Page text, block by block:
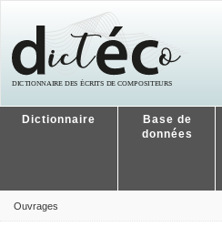
Dictionnaire
Base de
données
Ouvrages